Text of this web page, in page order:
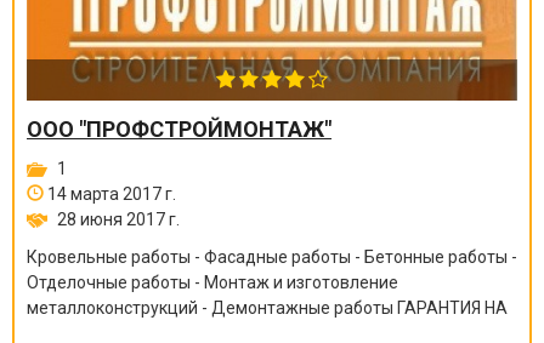
ООО "ПРОФСТРОЙМОНТАЖ"
1
14 марта 2017 г.
28 июня 2017 г.
Кровельные работы - Фасадные работы - Бетонные работы -
Отделочные работы - Монтаж и изготовление
металлоконструкций - Демонтажные работы ГАРАНТИЯ НА